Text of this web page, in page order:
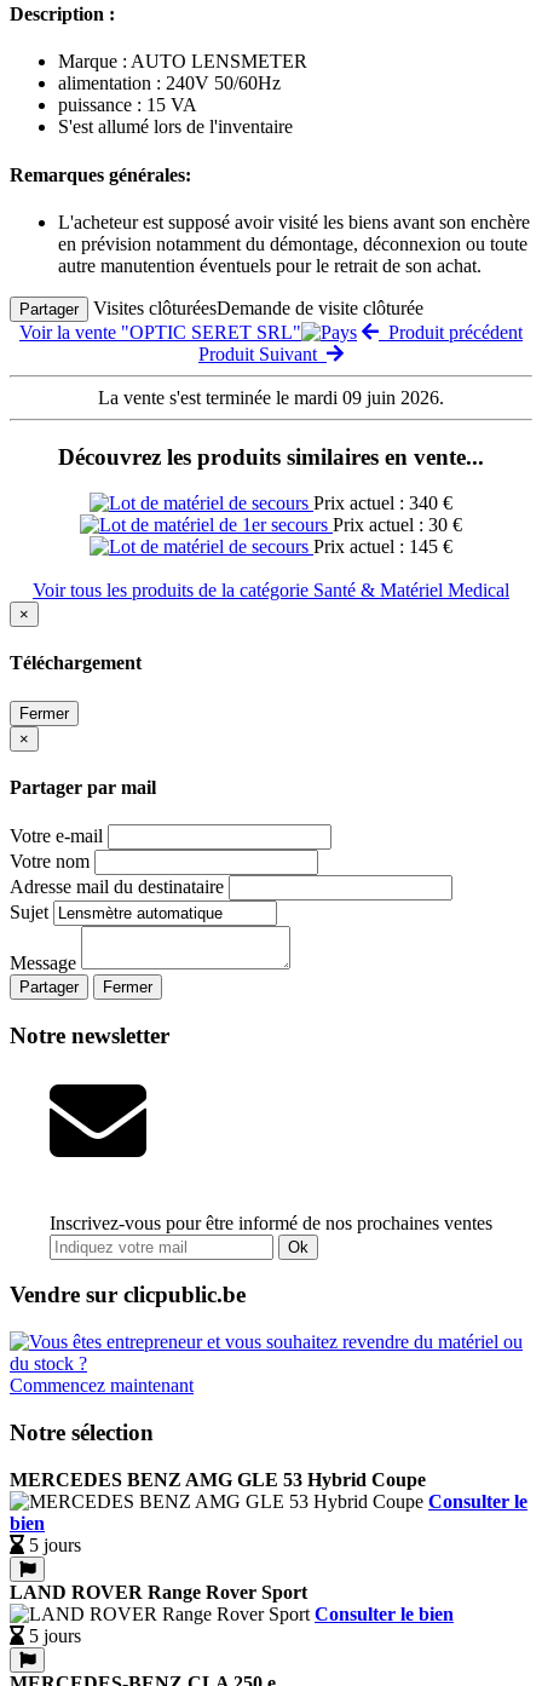
Description :
Marque : AUTO LENSMETER
alimentation : 240V 50/60Hz
puissance : 15 VA
S'est allumé lors de l'inventaire
Remarques générales:
L'acheteur est supposé avoir visité les biens avant son enchère
en prévision notamment du démontage, déconnexion ou toute
autre manutention éventuels pour le retrait de son achat.
Partager Visites clôturéesDemande de visite clôturée
Voir la vente "OPTIC SERET SRL"
Produit précédent
Produit Suivant
La vente s'est terminée le mardi 09 juin 2026.
Découvrez les produits similaires en vente...
Prix actuel : 340 €
Prix actuel : 30 €
Prix actuel : 145 €
Voir tous les produits de la catégorie Santé & Matériel Medical
×
Téléchargement
Fermer
×
Partager par mail
Votre e-mail
Votre nom
Adresse mail du destinataire
Sujet
Message
Partager Fermer
Notre newsletter
Inscrivez-vous pour être informé de nos prochaines ventes
Ok
Vendre sur clicpublic.be
Commencez maintenant
Notre sélection
MERCEDES BENZ AMG GLE 53 Hybrid Coupe
Consulter le
bien
5 jours
LAND ROVER Range Rover Sport
Consulter le bien
5 jours